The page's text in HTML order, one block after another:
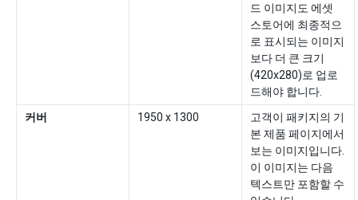
드 이미지도 에셋
스토어에 최종적으
로 표시되는 이미지
보다 더 큰 크기
(420x280)로 업로
드해야 합니다.
커버
1950 x 1300
고객이 패키지의 기
본 제품 페이지에서
보는 이미지입니다.
이 이미지는 다음
텍스트만 포함할 수